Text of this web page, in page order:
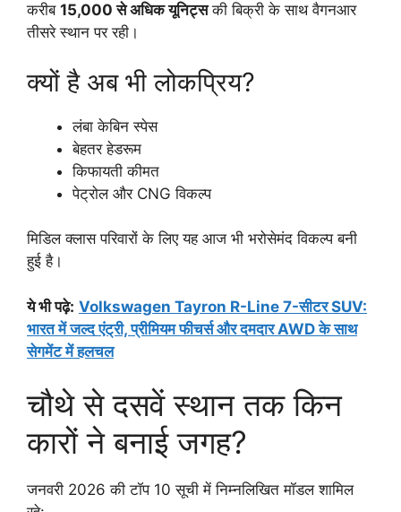
करीब 15,000 से अधिक यूनिट्सकी बिक्री के साथ वैगनआर
तीसरे स्थान पर रही।
क्यों है अब भी लोकप्रिय?
लंबा केबिन स्पेस
बेहतर हेडरूम
किफायती कीमत
पेट्रोल और CNG विकल्प
मिडिल क्लास परिवारों के लिए यह आज भी भरोसेमंद विकल्प बनी
हुई है।
ये भी पढ़े: Volkswagen Tayron R-Line 7-सीटर SUV:
भारत में जल्द एंट्री, प्रीमियम फीचर्स और दमदार AWD के साथ
सेगमेंट में हलचल
चौथे से दसवें स्थान तक किन
कारों ने बनाई जगह?
जनवरी 2026 की टॉप 10 सूची में निम्नलिखित मॉडल शामिल